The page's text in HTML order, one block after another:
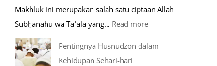
Makhluk ini merupakan salah satu ciptaan Allah
Subḥānahu wa Taʿālā yang… Read more:
Pentingnya Husnudzon dalam
Kehidupan Sehari-hari